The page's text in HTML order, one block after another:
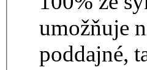
umožňuje
poddajné,